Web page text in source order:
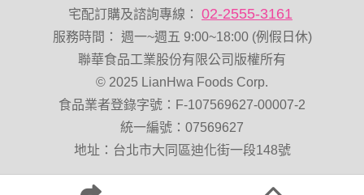
穀物棒 總匯點心包 寶寶 海苔 低溫烘焙
卡廸那 95℃鮮脆三色丁 味付 萬歲牌-堅穀力
萬歲牌 堅果補給隨行包33公克44 包 波浪脆
卡廸那95℃薯條原味18克*5包
能量 Costco 萬歲牌堅果
宅配訂購及諮詢專線： 02-2555-3161
服務時間 ：
週一~週五 9:00~18:00 (例假日休)
聯華食品工業股份有限公司版權所有
© 2025 LianHwa Foods Corp.
食品業者登錄字號：F-107569627-00007-2
統一編號：07569627
地址：台北市大同區迪化街一段148號